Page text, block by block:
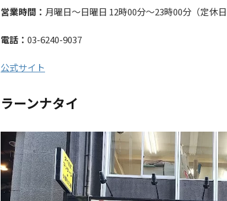
営業時間： 月曜日〜日曜日 12時00分～23時00分（定休日
電話： 03-6240-9037
公式サイト
ラーンナタイ